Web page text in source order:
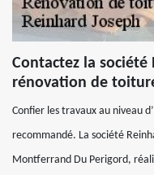
Contactez la société
rénovation de
Confier les travaux au niveau
recommandé. La société
Montferrand Du Perigord,